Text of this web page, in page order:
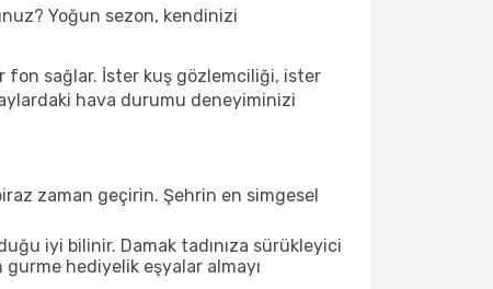
Yoğun sezon, kendinizi
fon sağlar. İster kuş gözlemciliği, ister
hava durumu deneyiminizi
zaman geçirin. Şehrin en simgesel
iyi bilinir. Damak tadınıza sürükleyici
gurme hediyelik eşyalar almayı